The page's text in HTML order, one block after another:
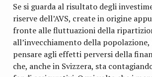
Se si guarda al risultato degli
riserve dell’AVS, create in origine
fronte alle fluttuazioni della
all’invecchiamento della
pensare agli effetti perversi della
che, anche in Svizzera, sta